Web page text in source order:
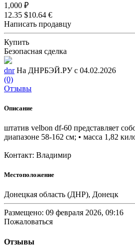
1,000 ₽
12.35 $10.64 €
Написать продавцу
Купить
Безопасная сделка
dnr На ДНРБЭЙ.РУ с 04.02.2026
(0)
Отзывы
Описание
штатив velbon df-60 представляет
диапазоне 58-162 см; • масса 1,82
Контакт: Владимир
Местоположение
Донецкая область (ДНР), Донецк
Размещено: 09 февраля 2026, 09:16
Пожаловаться
Отзывы